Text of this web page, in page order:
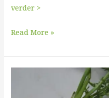
verder >
Read More »